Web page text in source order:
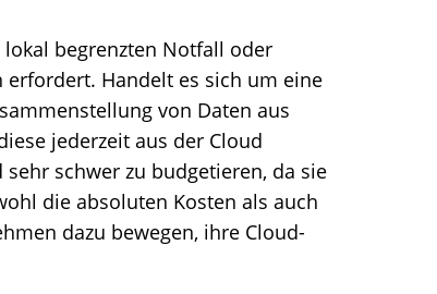
begrenzten Notfall oder
Handelt es sich um eine
von Daten aus
jederzeit aus der Cloud
schwer zu budgetieren, da sie
die absoluten Kosten als auch
dazu bewegen, ihre Cloud-